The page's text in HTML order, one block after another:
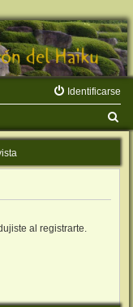
Identificarse
u
al registrarte.